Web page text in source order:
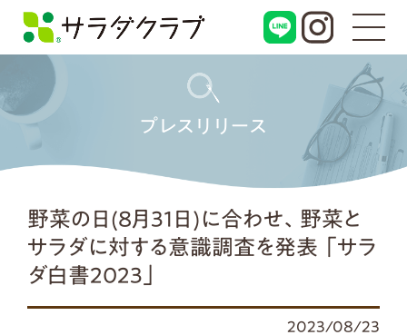
プレスリリース
野菜の日(8月31日)に合わせ、野菜と
サラダに対する意識調査を発表 「サラ
ダ白書2023」
2023/08/23